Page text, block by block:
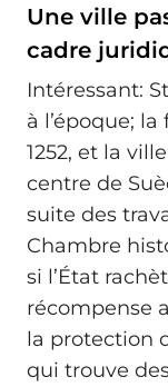
Une ville
cadre
Intéressant:
à l’époque;
1252, et la
centre de
suite des
Chambre
si l’État
récompense
la protection
qui trouve